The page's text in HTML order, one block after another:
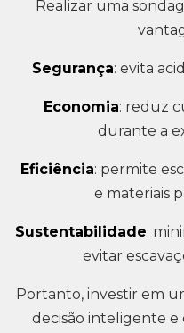
Realizar uma
Segurança: evita
Economia: reduz
durante a
Eficiência: permite
e materiais
Sustentabilidade:
evitar
Portanto, investir em
decisão inteligente